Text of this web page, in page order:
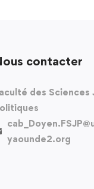
contacter
des Sciences
yaounde2.org